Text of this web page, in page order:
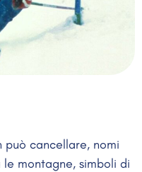
cancellare, nomi
montagne, simboli di